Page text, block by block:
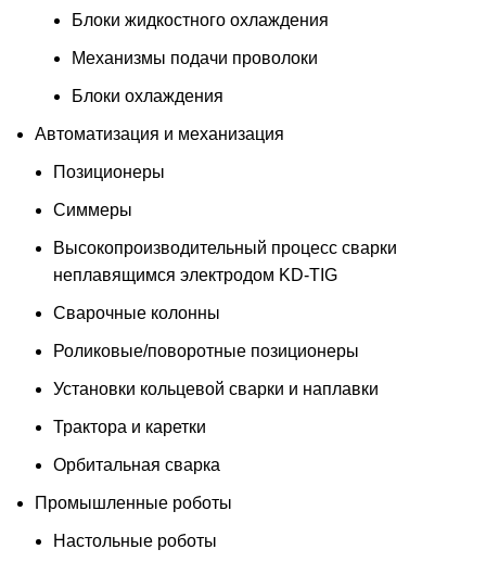
Блоки жидкостного охлаждения
Механизмы подачи проволоки
Блоки охлаждения
Автоматизация и механизация
Позиционеры
Симмеры
Высокопроизводительный процесс сварки
неплавящимся электродом KD-TIG
Сварочные колонны
Роликовые/поворотные позиционеры
Установки кольцевой сварки и наплавки
Трактора и каретки
Орбитальная сварка
Промышленные роботы
Настольные роботы